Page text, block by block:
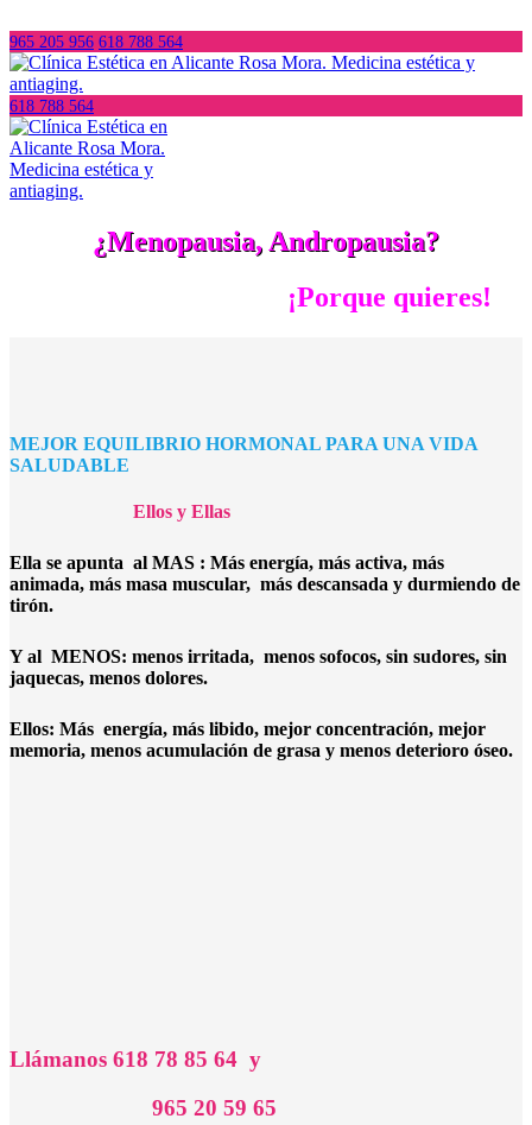
965 205 956 618 788 564
618 788 564
¿Menopausia, Andropausia?
¡Porque quieres!
MEJOR EQUILIBRIO HORMONAL PARA UNA VIDA
SALUDABLE
Ellos y Ellas
Ella se apunta al MAS : Más energía, más activa, más
animada, más masa muscular, más descansada y durmiendo de
tirón.
Y al MENOS: menos irritada, menos sofocos, sin sudores, sin
jaquecas, menos dolores.
Ellos: Más energía, más libido, mejor concentración, mejor
memoria, menos acumulación de grasa y menos deterioro óseo.
Llámanos 618 78 85 64 y
965 20 59 65